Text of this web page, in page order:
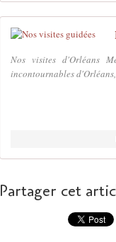
Nos visites d'Orléans
incontournables
Partager cet